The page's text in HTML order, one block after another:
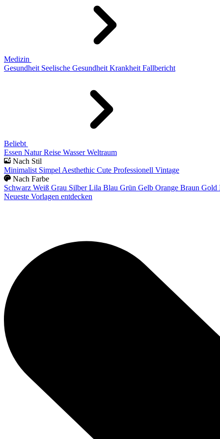
Medizin
Gesundheit Seelische Gesundheit Krankheit Fallbericht
Beliebt
Essen Natur Reise Wasser Weltraum
Nach Stil
Minimalist Simpel Aesthethic Cute Professionell Vintage
Nach Farbe
Schwarz Weiß Grau Silber Lila Blau Grün Gelb Orange Braun Gold
Neueste Vorlagen entdecken